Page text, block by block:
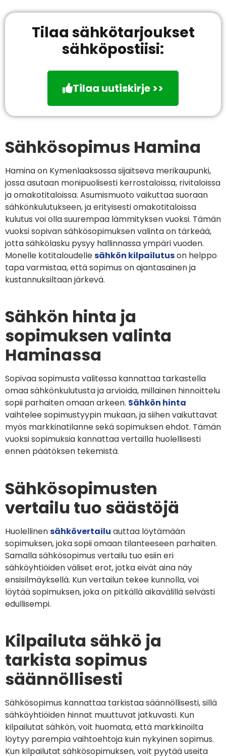
Tilaa sähkötarjoukset
sähköpostiisi:
Tilaa uutiskirje >>
Sähkösopimus Hamina
Hamina on Kymenlaaksossa sijaitseva merikaupunki,
jossa asutaan monipuolisesti kerrostaloissa, rivitaloissa
ja omakotitaloissa. Asumismuoto vaikuttaa suoraan
sähkönkulutukseen, ja erityisesti omakotitaloissa
kulutus voi olla suurempaa lämmityksen vuoksi. Tämän
vuoksi sopivan sähkösopimuksen valinta on tärkeää,
jotta sähkölasku pysyy hallinnassa ympäri vuoden.
Monelle kotitaloudellesähkön kilpailutuson helppo
tapa varmistaa, että sopimus on ajantasainen ja
kustannuksiltaan järkevä.
Sähkön hinta ja
sopimuksen valinta
Haminassa
Sopivaa sopimusta valitessa kannattaa tarkastella
omaa sähkönkulutusta ja arvioida, millainen hinnoittelu
sopii parhaiten omaan arkeen. Sähkön hinta
vaihtelee sopimustyypin mukaan, ja siihen vaikuttavat
myös markkinatilanne sekä sopimuksen ehdot. Tämän
vuoksi sopimuksia kannattaa vertailla huolellisesti
ennen päätöksen tekemistä.
Sähkösopimusten
vertailu tuo säästöjä
Huolellinensähkövertailu auttaa löytämään
sopimuksen, joka sopii omaan tilanteeseen parhaiten.
Samalla sähkösopimus vertailu tuo esiin eri
sähköyhtiöiden väliset erot, jotka eivät aina näy
ensisilmäyksellä. Kun vertailun tekee kunnolla, voi
löytää sopimuksen, joka on pitkällä aikavälillä selvästi
edullisempi.
Kilpailuta sähkö ja
tarkista sopimus
säännöllisesti
Sähkösopimus kannattaa tarkistaa säännöllisesti, sillä
sähköyhtiöiden hinnat muuttuvat jatkuvasti. Kun
kilpailutat sähkön, voit huomata, että markkinoilta
löytyy parempia vaihtoehtoja kuin nykyinen sopimus.
Kun kilpailutat sähkösopimuksen, voit pyytää useita